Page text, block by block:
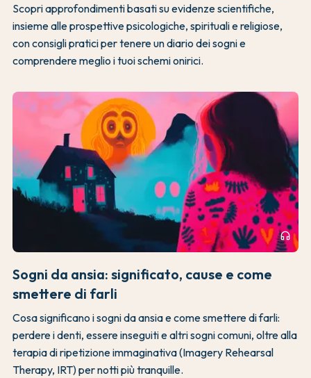
Scopri approfondimenti basati su evidenze scientifiche,
insieme alle prospettive psicologiche, spirituali e religiose,
con consigli pratici per tenere un diario dei sogni e
comprendere meglio i tuoi schemi onirici.
headphones
Sogni da ansia: significato, cause e come
smettere di farli
Cosa significano i sogni da ansia e come smettere di farli:
perdere i denti, essere inseguiti e altri sogni comuni, oltre alla
terapia di ripetizione immaginativa (Imagery Rehearsal
Therapy, IRT) per notti più tranquille.